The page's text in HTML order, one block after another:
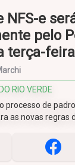
NFS-e
pelo
terça-
RIO VERDE
processo de
as novas regras